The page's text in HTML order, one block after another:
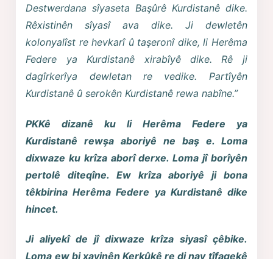
Destwerdana sîyaseta Başûrê Kurdistanê dike.
Rêxistinên sîyasî ava dike. Ji dewletên
kolonyalîst re hevkarî û taşeronî dike, li Herêma
Federe ya Kurdistanê xirabîyê dike. Rê ji
dagîrkerîya dewletan re vedike. Partîyên
Kurdistanê û serokên Kurdistanê rewa nabîne.”
PKKê dizanê ku li Herêma Federe ya
Kurdistanê rewşa aboriyê ne baş e. Loma
dixwaze ku krîza aborî derxe. Loma jî borîyên
pertolê diteqîne. Ew krîza aboriyê ji bona
têkbirina Herêma Federe ya Kurdistanê dike
hincet.
Ji aliyekî de jî dixwaze krîza siyasî çêbike.
Loma ew bi xayinên Kerkûkê re di nav tîfaqekê